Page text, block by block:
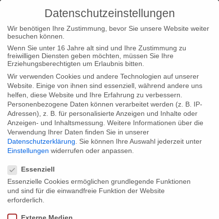
Home Startseite
Postproduktion und Sendetermin für „Im
Bann der Jahreszeiten“
Postproduktion und Sendetermin für
„Im Bann der Jahreszeiten“
Nach mehr als drei Jahren Produktionszeit befindet sich unser
Projekt „Im Bann der Jahreszeiten“ jetzt auf der Zielgeraden.
Datenschutzeinstellungen
Wir benötigen Ihre Zustimmung, bevor Sie unsere Website weiter
besuchen können.
Wenn Sie unter 16 Jahre alt sind und Ihre Zustimmung zu
freiwilligen Diensten geben möchten, müssen Sie Ihre
Erziehungsberechtigten um Erlaubnis bitten.
Wir verwenden Cookies und andere Technologien auf unserer
Website. Einige von ihnen sind essenziell, während andere uns
helfen, diese Website und Ihre Erfahrung zu verbessern.
Personenbezogene Daten können verarbeitet werden (z. B. IP-
Adressen), z. B. für personalisierte Anzeigen und Inhalte oder
Anzeigen- und Inhaltsmessung. Weitere Informationen über die
Verwendung Ihrer Daten finden Sie in unserer
Datenschutzerklärung
Sie können Ihre Auswahl jederzeit unter
Einstellungen widerrufen oder anpassen.
Essenziell
Essenzielle Cookies ermöglichen grundlegende Funktionen
und sind für die einwandfreie Funktion der Website
erforderlich.